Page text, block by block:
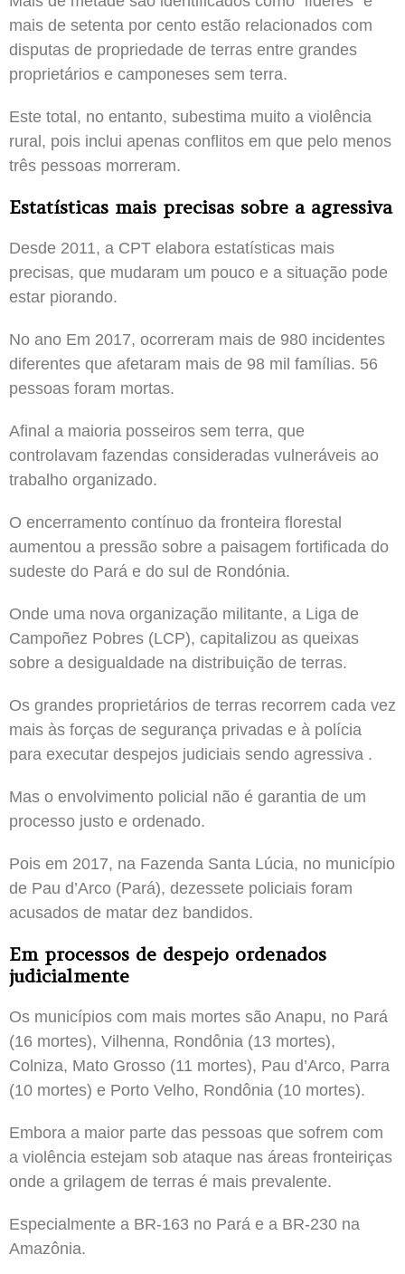
mais de setenta por cento estão relacionados com
disputas de propriedade de terras entre grandes
proprietários e camponeses sem terra.
Este total, no entanto, subestima muito a violência
rural, pois inclui apenas conflitos em que pelo menos
três pessoas morreram.
Estatísticas mais precisas sobre a agressiva
Desde 2011, a CPT elabora estatísticas mais
precisas, que mudaram um pouco e a situação pode
estar piorando.
No ano Em 2017, ocorreram mais de 980 incidentes
diferentes que afetaram mais de 98 mil famílias. 56
pessoas foram mortas.
Afinal a maioria posseiros sem terra, que
controlavam fazendas consideradas vulneráveis ​​ao
trabalho organizado.
O encerramento contínuo da fronteira florestal
aumentou a pressão sobre a paisagem fortificada do
sudeste do Pará e do sul de Rondónia.
Onde uma nova organização militante, a Liga de
Campoñez Pobres (LCP), capitalizou as queixas
sobre a desigualdade na distribuição de terras.
Os grandes proprietários de terras recorrem cada vez
mais às forças de segurança privadas e à polícia
para executar despejos judiciais sendo agressiva .
Mas o envolvimento policial não é garantia de um
processo justo e ordenado.
Pois em 2017, na Fazenda Santa Lúcia, no município
de Pau d’Arco (Pará), dezessete policiais foram
acusados ​​de matar dez bandidos.
Em processos de despejo ordenados
judicialmente
Os municípios com mais mortes são Anapu, no Pará
(16 mortes), Vilhenna, Rondônia (13 mortes),
Colniza, Mato Grosso (11 mortes), Pau d’Arco, Parra
(10 mortes) e Porto Velho, Rondônia (10 mortes).
Embora a maior parte das pessoas que sofrem com
a violência estejam sob ataque nas áreas fronteiriças
onde a grilagem de terras é mais prevalente.
Especialmente a BR-163 no Pará e a BR-230 na
Amazônia.